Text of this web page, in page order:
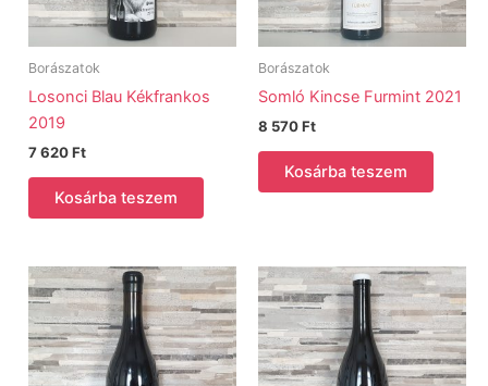
Borászatok
Losonci Blau Kékfrankos
2019
7 620Ft
Kosárba teszem
Borászatok
Somló Kincse Furmint 2021
8 570Ft
Kosárba teszem